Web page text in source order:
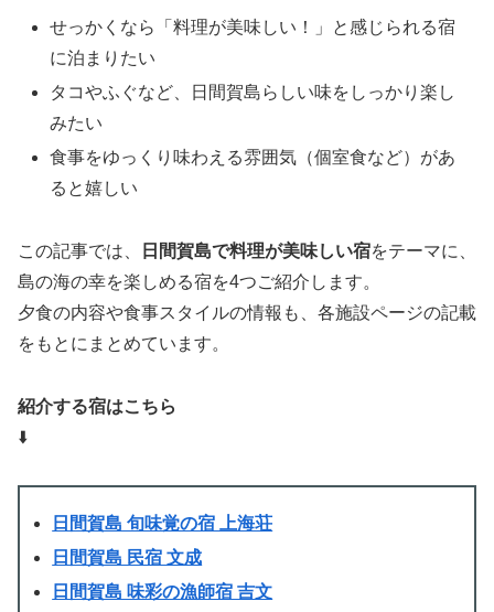
せっかくなら「料理が美味しい！」と感じられる宿
に泊まりたい
タコやふぐなど、日間賀島らしい味をしっかり楽し
みたい
食事をゆっくり味わえる雰囲気（個室食など）があ
ると嬉しい
この記事では、 日間賀島で料理が美味しい宿をテーマに、
島の海の幸を楽しめる宿を4つご紹介します。
夕食の内容や食事スタイルの情報も、各施設ページの記載
をもとにまとめています。
紹介する宿はこちら
⬇️
日間賀島 旬味覚の宿 上海荘
日間賀島 民宿 文成
日間賀島 味彩の漁師宿 吉文